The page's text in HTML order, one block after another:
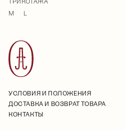
ТРИКОТАЖА
M
L
УСЛОВИЯ И ПОЛОЖЕНИЯ
ДОСТАВКА И ВОЗВРАТ ТОВАРА
КОНТАКТЫ